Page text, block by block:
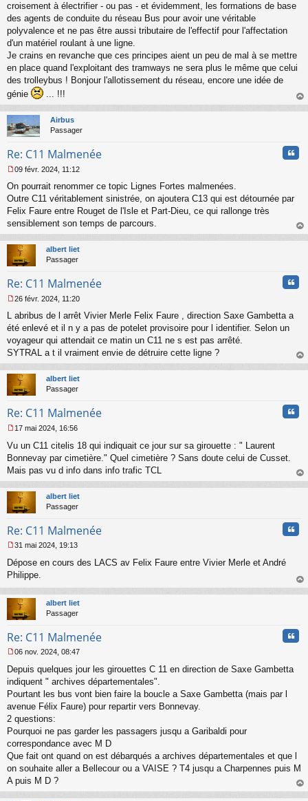
g
e
n
o
n
u
croisement à électrifier - ou pas - et évidemment, les formations de base
des agents de conduite du réseau Bus pour avoir une véritable
polyvalence et ne pas être aussi tributaire de l'effectif pour l'affectation
d'un matériel roulant à une ligne.
Je crains en revanche que ces principes aient un peu de mal à se mettre
en place quand l'exploitant des tramways ne sera plus le même que celui
des trolleybus ! Bonjour l'allotissement du réseau, encore une idée de
génie
... !!!
au
Airbus
Passager
Re: C11 Malmenée
e
s
s
g
n
o
l
u
09 févr. 2024, 11:12
On pourrait renommer ce topic Lignes Fortes malmenées.
Outre C11 véritablement sinistrée, on ajoutera C13 qui est détournée par
Felix Faure entre Rouget de l'Isle et Part-Dieu, ce qui rallonge très
sensiblement son temps de parcours.
au
albert liet
Passager
Re: C11 Malmenée
e
s
s
a
g
n
o
l
u
26 févr. 2024, 11:20
L abribus de l arrêt Vivier Merle Felix Faure , direction Saxe Gambetta a
été enlevé et il n y a pas de potelet provisoire pour l identifier. Selon un
voyageur qui attendait ce matin un C11 ne s est pas arrêté.
SYTRAL a t il vraiment envie de détruire cette ligne ?
au
albert liet
Passager
Re: C11 Malmenée
e
s
g
e
n
n
u
17 mai 2024, 16:56
Vu un C11 citelis 18 qui indiquait ce jour sur sa girouette : " Laurent
Bonnevay par cimetière." Quel cimetière ? Sans doute celui de Cusset.
Mais pas vu d info dans info trafic TCL
au
albert liet
Passager
Re: C11 Malmenée
e
s
a
g
e
o
l
u
31 mai 2024, 19:13
Dépose en cours des LACS av Felix Faure entre Vivier Merle et André
Philippe.
au
albert liet
Passager
Re: C11 Malmenée
e
s
s
g
e
n
o
n
u
06 nov. 2024, 08:47
Depuis quelques jour les girouettes C 11 en direction de Saxe Gambetta
indiquent " archives départementales".
Pourtant les bus vont bien faire la boucle a Saxe Gambetta (mais par l
avenue Félix Faure) pour repartir vers Bonnevay.
2 questions:
Pourquoi ne pas garder les passagers jusqu a Garibaldi pour
correspondance avec M D
Que fait ont quand on est débarqués a archives départementales et que l
on souhaite aller a Bellecour ou a VAISE ? T4 jusqu a Charpennes puis M
A puis M D ?
au